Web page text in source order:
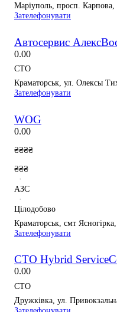
Маріуполь, просп. Карпова,
Зателефонувати
Автосервис
0.00
СТО
Краматорськ, ул. Олексы
Зателефонувати
WOG
0.00
₴₴₴₴
₴₴₴
·
АЗС
·
Цілодобово
Краматорськ, смт
Зателефонувати
СТО Hybrid
0.00
СТО
Дружківка, ул.
Зателефонувати